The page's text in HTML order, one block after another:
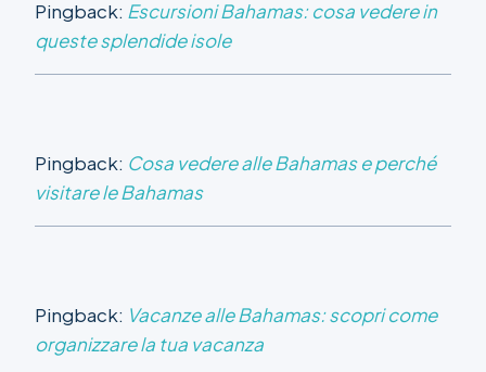
Pingback: Escursioni Bahamas: cosa vedere in
queste splendide isole
Pingback: Cosa vedere alle Bahamas e perché
visitare le Bahamas
Pingback: Vacanze alle Bahamas: scopri come
organizzare la tua vacanza